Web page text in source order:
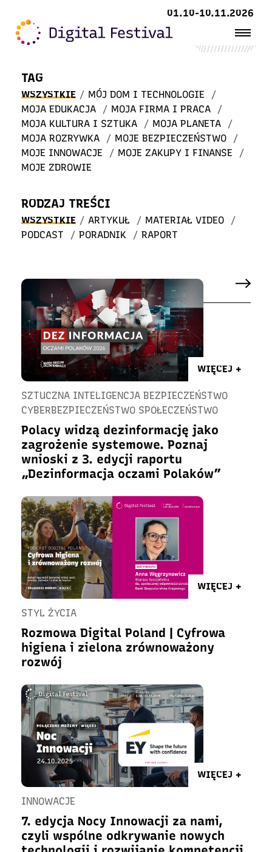
01.10-10.11.2026
w STREFIE WIEDZY
TAG
WSZYSTKIE / MÓJ DOM I TECHNOLOGIE
/
MOJA EDUKACJA
/ MOJA FIRMA I PRACA
/
MOJA KULTURA I SZTUKA
/ MOJA PLANETA
/
MOJA ROZRYWKA
/ MOJE BEZPIECZEŃSTWO
/
MOJE INNOWACJE
/ MOJE ZAKUPY I FINANSE
/
MOJE ZDROWIE
RODZAJ TREŚCI
WSZYSTKIE / ARTYKUŁ / MATERIAŁ VIDEO
/
PODCAST
/ PORADNIK / RAPORT
WIĘCEJ +
SZTUCZNA INTELIGENCJA BEZPIECZEŃSTWO
CYBERBEZPIECZEŃSTWO SPOŁECZEŃSTWO
Polacy widzą dezinformację jako
zagrożenie systemowe. Poznaj
wnioski z 3. edycji raportu
„Dezinformacja oczami Polaków”
WIĘCEJ +
STYL ŻYCIA
Rozmowa Digital Poland | Cyfrowa
higiena i zielona zrównoważony
rozwój
WIĘCEJ +
INNOWACJE
7. edycja Nocy Innowacji za nami,
czyli wspólne odkrywanie nowych